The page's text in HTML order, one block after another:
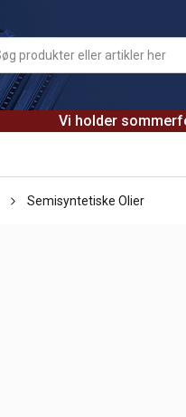
Vi holder
Semisyntetiske Olier